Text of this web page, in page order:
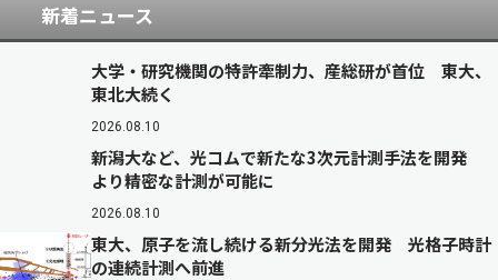
新着ニュース
大学・研究機関の特許牽制力、産総研が首位 東大、
東北大続く
2026.08.10
新潟大など、光コムで新たな3次元計測手法を開発
より精密な計測が可能に
2026.08.10
東大、原子を流し続ける新分光法を開発 光格子時計
の連続計測へ前進